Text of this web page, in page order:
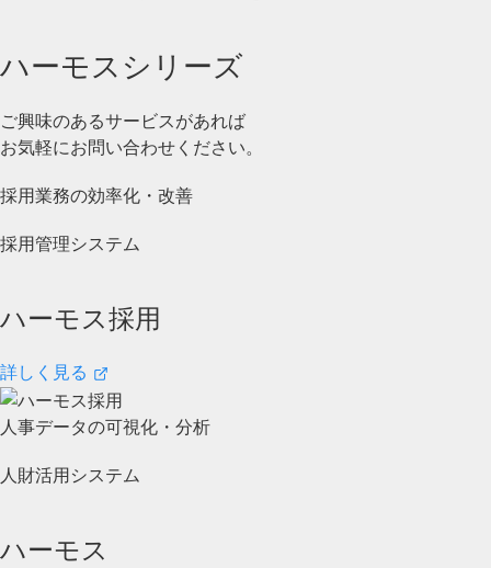
ハーモスシリーズ
ご興味のあるサービスがあれば
お気軽にお問い合わせください。
採用業務の効率化・改善
採用管理システム
ハーモス採用
詳しく見る
人事データの可視化・分析
人財活用システム
ハーモス